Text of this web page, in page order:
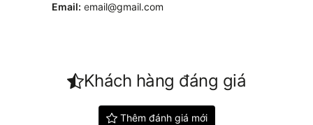
Email: email@gmail.com
Khách hàng đáng giá
Thêm đánh giá mới